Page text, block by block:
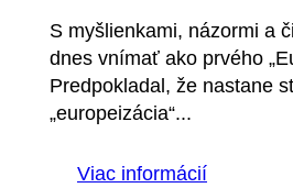
S myšlienkami, názormi a
dnes vnímať ako prvého
Predpokladal, že nastane
„europeizácia“...
Viac informácií